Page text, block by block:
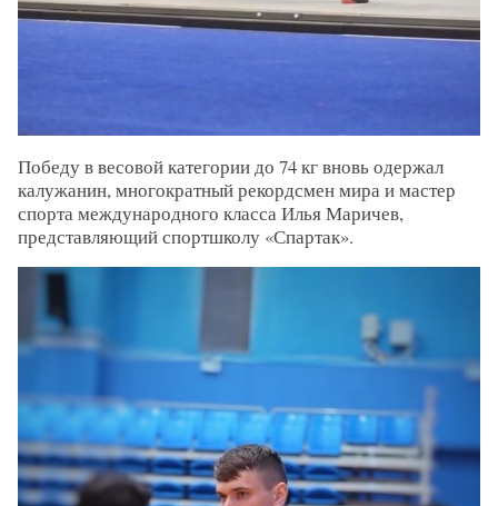
Победу в весовой категории до 74 кг вновь одержал
калужанин, многократный рекордсмен мира и мастер
спорта международного класса Илья Маричев,
представляющий спортшколу «Спартак».